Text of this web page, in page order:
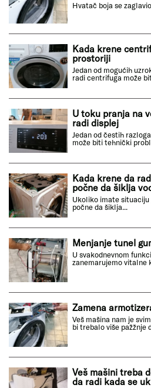
Hvatač boja se
Kada krene
prostoriji
Jedan od mogućih
radi centrifuga može
U toku pranja na
radi displej
Jedan od čestih
može biti tehnički
Kada krene da
počne da šiklja
Ukoliko imate situaciju
počne da šiklja...
Menjanje tunel
U svakodnevnom
zanemarujemo vitalne
Zamena
Veš mašina nam je
bi trebalo više pažžnje
Veš mašini treba
da radi kada se